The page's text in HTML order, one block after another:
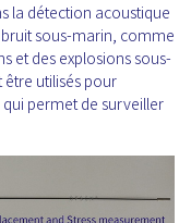
la détection acoustique
sous-marin, comme
et des explosions sous-
utilisés pour
permet de surveiller